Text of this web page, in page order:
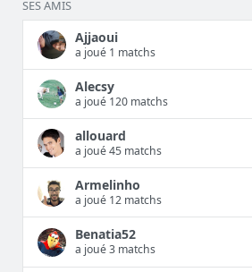
SES AMIS
Ajjaoui
a joué 1 matchs
Alecsy
a joué 120 matchs
allouard
a joué 45 matchs
Armelinho
a joué 12 matchs
Benatia52
a joué 3 matchs